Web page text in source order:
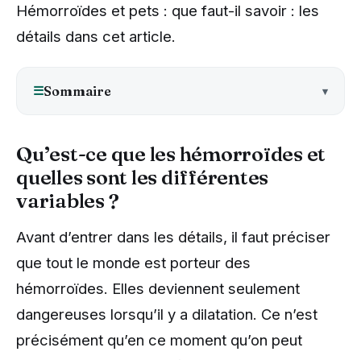
Hémorroïdes et pets : que faut-il savoir : les
détails dans cet article.
☰Sommaire
Qu’est-ce que les hémorroïdes et
quelles sont les différentes
variables ?
Avant d’entrer dans les détails, il faut préciser
que tout le monde est porteur des
hémorroïdes. Elles deviennent seulement
dangereuses lorsqu’il y a dilatation. Ce n’est
précisément qu’en ce moment qu’on peut